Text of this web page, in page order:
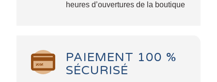
heures d’ouvertures de la boutique
PAIEMENT 100 %
SÉCURISÉ